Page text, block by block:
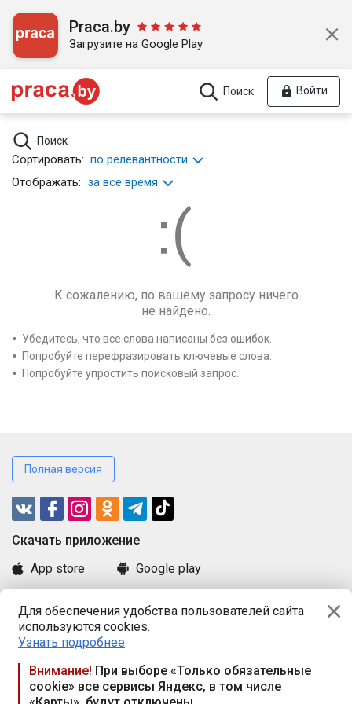
Для обеспечения удобства пользователей сайта
используются cookies.
Узнать подробнее
Внимание! При выборе «Только обязательные
cookie» все сервисы Яндекс, в том числе
Praca.by
Загрузите на Google Play
Поиск Войти
Поиск
Сортировать: по релевантности
Отображать: за все время
К сожалению, по вашему запросу ничего
не найдено.
Убедитесь, что все слова написаны без ошибок.
Попробуйте перефразировать ключевые слова.
Попробуйте упростить поисковый запрос.
Полная версия
Cкачать приложение
App store
Google play
Книга замечаний и предложений
Правила и документы
Praca.by © 2000—2026, ООО «ПРАЦА БАЙ»
Республика Беларусь, 220114, г. Минск, пр-т Независимости
117а, пом. № 9.